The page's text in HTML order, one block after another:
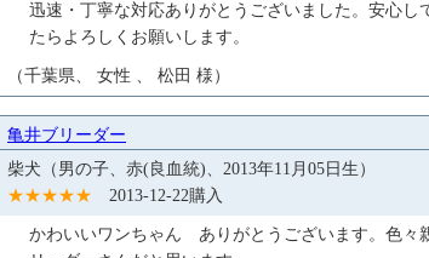
迅速・丁寧な対応ありがとうございました。安心
たらよろしくお願いします。
（千葉県、 女性 、 松田 様）
亀井ブリーダー
柴犬（男の子、赤(良血統)、2013年11月05日生）
★★★★★ 2013-12-22購入
かわいいワンちゃん ありがとうございます。色